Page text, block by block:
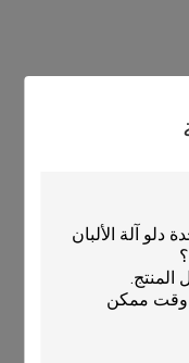
الحليب النابض.
الكهربائي، لأنها لا
التحفيز في بداية ونهاية